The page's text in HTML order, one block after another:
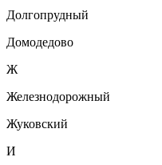
Долгопрудный
Домодедово
Ж
Железнодорожный
Жуковский
И